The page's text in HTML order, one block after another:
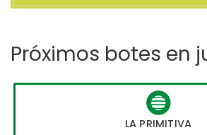
Próximos botes en
LA PRIMITIVA